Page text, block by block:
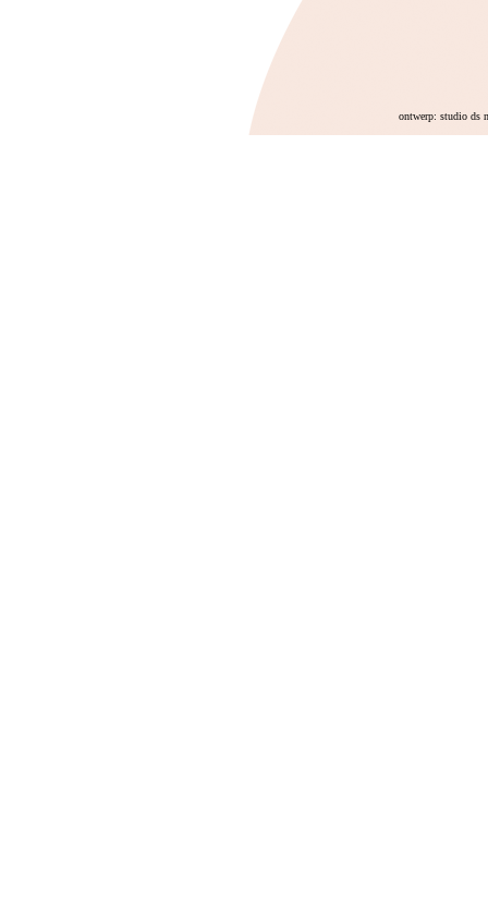
ontwerp: studio ds